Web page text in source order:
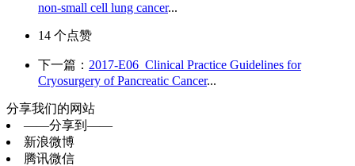
non-small cell lung cancer...
14 个点赞
下一篇： 2017-E06_Clinical Practice Guidelines for
Cryosurgery of Pancreatic Cancer...
分享我们的网站
——分享到——
新浪微博
腾讯微信